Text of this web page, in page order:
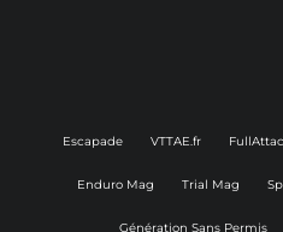
Escapade VTTAE.fr
Enduro Mag Trial Mag
Génération Sans Permis